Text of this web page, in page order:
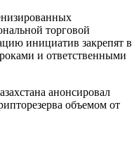
торговой
инициатив закрепят в
и ответственными
анонсировал
объемом от